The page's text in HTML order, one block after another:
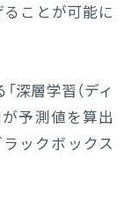
ことが可能に
深層学習（ディ
が予測値を算出
ックボックス